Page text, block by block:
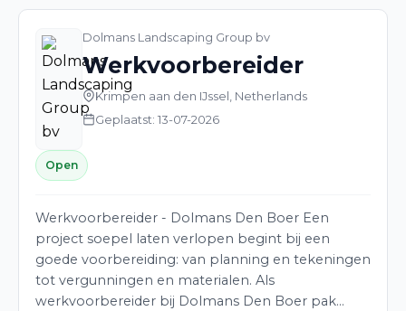
Dolmans Landscaping Group bv
Werkvoorbereider
Krimpen aan den IJssel, Netherlands
Geplaatst: 13-07-2026
Open
Werkvoorbereider - Dolmans Den Boer Een
project soepel laten verlopen begint bij een
goede voorbereiding: van planning en tekeningen
tot vergunningen en materialen. Als
werkvoorbereider bij Dolmans Den Boer pak…